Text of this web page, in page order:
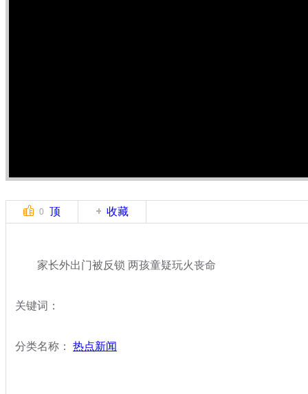
0 顶 收藏
家长外出门被反锁 两孩童疑玩火丧命
关键词：
分类名称： 热点新闻